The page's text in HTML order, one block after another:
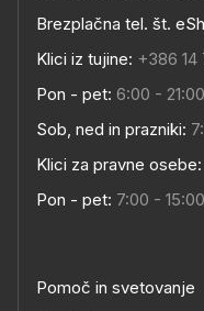
Brezplačna tel. št.
Klici iz tujine: +386 14
Pon - pet: 6:00 - 21:00
Sob, ned in prazniki:
Klici za pravne osebe:
Pon - pet: 7:00 - 15:00
Pomoč in svetovanje